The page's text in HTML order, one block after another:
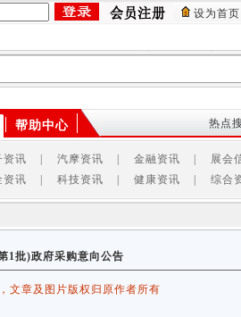
设为首页
帮助中心 热点
资讯 汽摩资讯 金融资讯 展会
资讯 科技资讯 健康资讯 综合
1批)政府采购意向公告
文章及图片版权归原作者所有